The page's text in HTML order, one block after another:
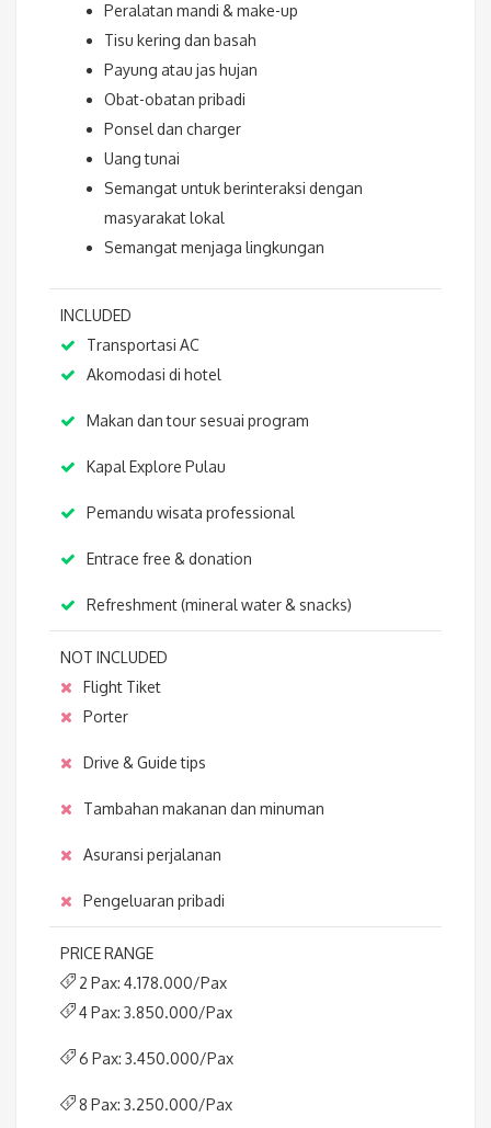
Peralatan mandi & make-up
Tisu kering dan basah
Payung atau jas hujan
Obat-obatan pribadi
Ponsel dan charger
Uang tunai
Semangat untuk berinteraksi dengan
masyarakat lokal
Semangat menjaga lingkungan
INCLUDED
Transportasi AC
Akomodasi di hotel
Makan dan tour sesuai program
Kapal Explore Pulau
Pemandu wisata professional
Entrace free & donation
Refreshment (mineral water & snacks)
NOT INCLUDED
Flight Tiket
Porter
Drive & Guide tips
Tambahan makanan dan minuman
Asuransi perjalanan
Pengeluaran pribadi
PRICE RANGE
2 Pax: 4.178.000/Pax
4 Pax: 3.850.000/Pax
6 Pax: 3.450.000/Pax
8 Pax: 3.250.000/Pax